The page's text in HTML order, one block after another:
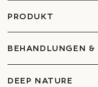
PRODUKT
Gesicht
Körper
Sets
BEHANDLUNGEN &
Behandlungen
Spa finden
DEEP NATURE